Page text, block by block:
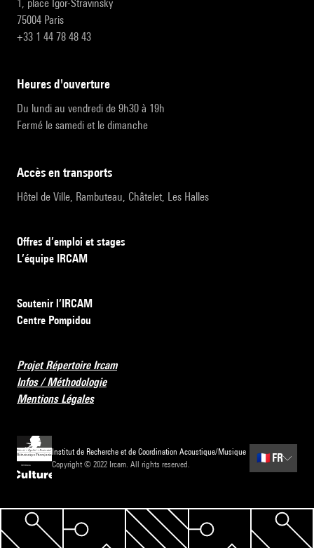
1, place Igor-Stravinsky
75004 Paris
+33 1 44 78 48 43
heures d'ouverture
Du lundi au vendredi de 9h30 à 19h
Fermé le samedi et le dimanche
accès en transports
Hôtel de Ville, Rambuteau, Châtelet, Les Halles
Offres d’emploi et stages
L’équipe IRCAM
Soutenir l’IRCAM
Centre Pompidou
Projet Répertoire Ircam
Infos / Méthodologie
Mentions Légales
Institut de Recherche et de Coordination Acoustique/Musique
Copyright © 2022 Ircam. All rights reserved.
🇫🇷 FR